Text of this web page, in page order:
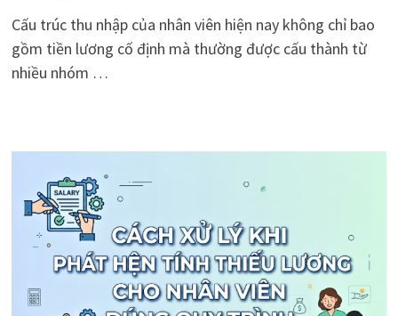
Cấu trúc thu nhập của nhân viên hiện nay không chỉ bao
gồm tiền lương cố định mà thường được cấu thành từ
nhiều nhóm …